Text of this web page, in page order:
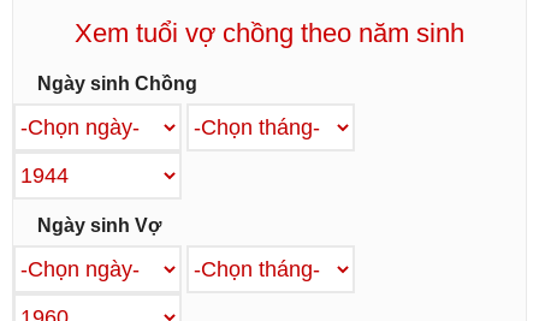
Xem tuổi vợ chồng theo năm sinh
Ngày sinh Chồng
Ngày sinh Vợ